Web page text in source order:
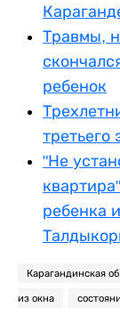
Травмы,
ребенок
третьего
"Не
ребенка
Карагандинская
из окна